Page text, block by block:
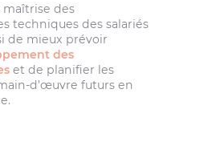
maîtrise des
techniques des salariés
de mieux prévoir
des
et de planifier les
d’œuvre futurs en